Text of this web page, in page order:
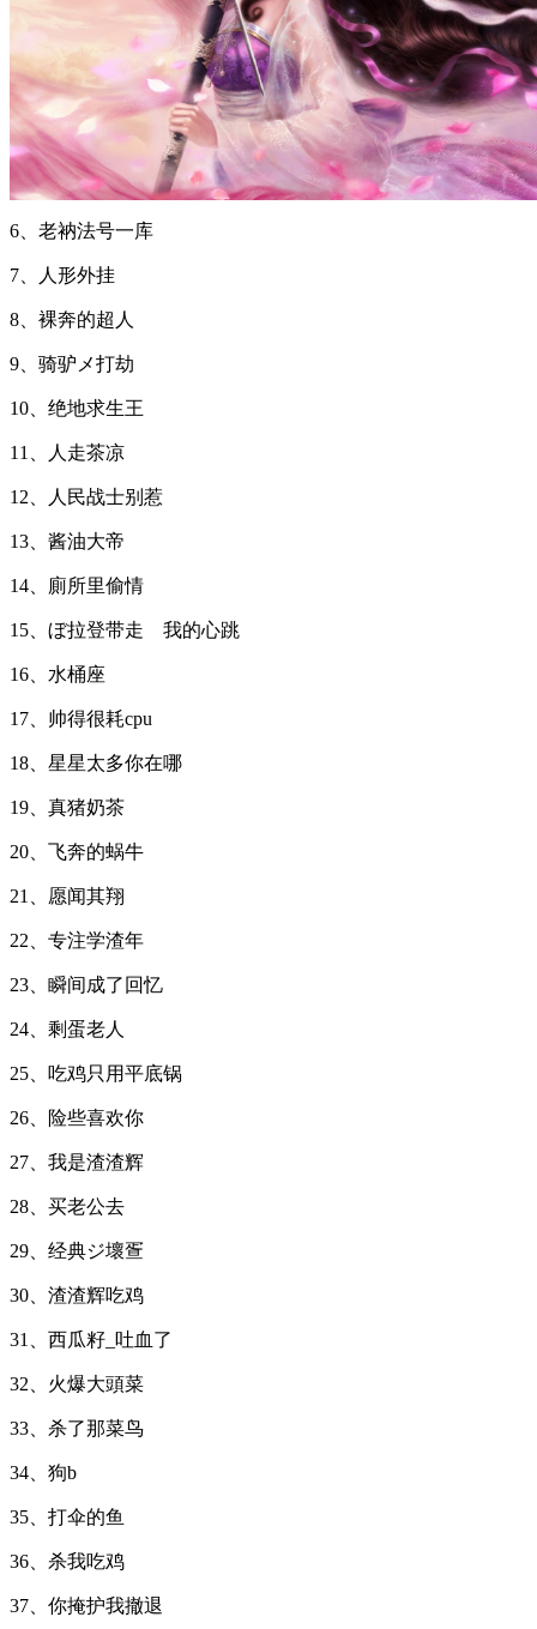
6、老衲法号一库
7、人形外挂
8、裸奔的超人
9、骑驴メ打劫
10、绝地求生王
11、人走茶凉
12、人民战士别惹
13、酱油大帝
14、廁所里偷情
15、ぼ拉登带走ゞ我的心跳
16、水桶座
17、帅得很耗cpu
18、星星太多你在哪
19、真猪奶茶
20、飞奔的蜗牛
21、愿闻其翔
22、专注学渣年
23、瞬间成了回忆
24、剩蛋老人
25、吃鸡只用平底锅
26、险些喜欢你
27、我是渣渣辉
28、买老公去
29、经典ジ壞疍
30、渣渣辉吃鸡
31、西瓜籽_吐血了
32、火爆大頭菜
33、杀了那菜鸟
34、狗b
35、打伞的鱼
36、杀我吃鸡
37、你掩护我撤退